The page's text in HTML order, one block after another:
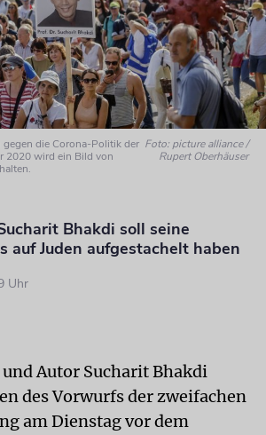
die Corona-Politik der
2020 wird ein Bild von
Foto: picture alliance /
Rupert Oberhäuser
Bhakdi soll seine
auf Juden aufgestachelt haben
Uhr
Autor Sucharit Bhakdi
des Vorwurfs der zweifachen
am Dienstag vor dem